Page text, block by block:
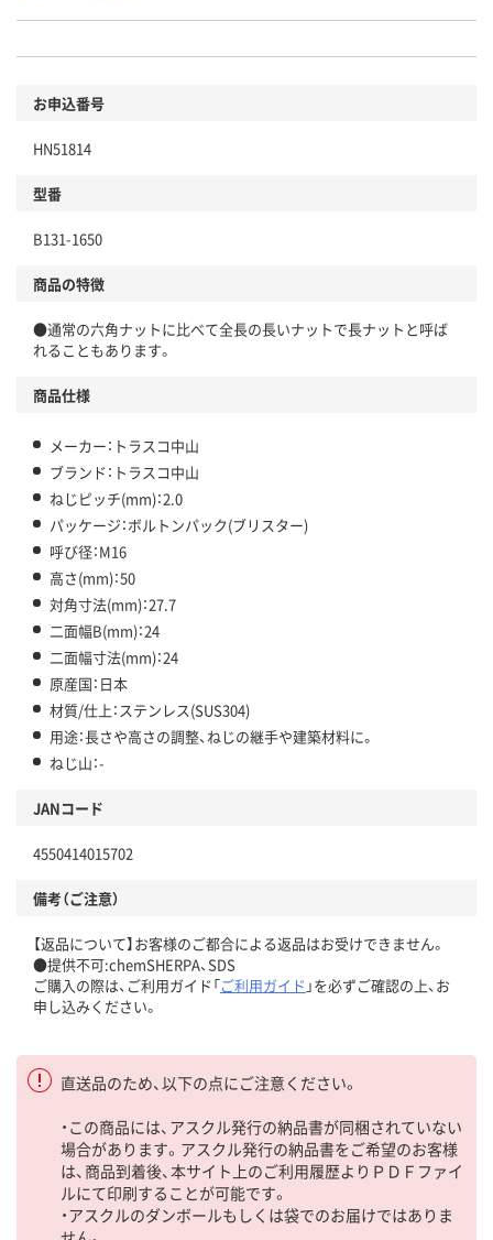
お申込番号
HN51814
型番
B131-1650
商品の特徴
●通常の六角ナットに比べて全長の長いナットで長ナットと呼ば
れることもあります。
商品仕様
メーカー：トラスコ中山
ブランド：トラスコ中山
ねじピッチ(mm)：2.0
パッケージ：ボルトンパック(ブリスター)
呼び径：M16
高さ(mm)：50
対角寸法(mm)：27.7
二面幅B(mm)：24
二面幅寸法(mm)：24
原産国：日本
材質/仕上：ステンレス(SUS304)
用途：長さや高さの調整、ねじの継手や建築材料に。
ねじ山：-
JANコード
4550414015702
備考（ご注意）
【返品について】お客様のご都合による返品はお受けできません。
●提供不可:chemSHERPA、SDS
ご購入の際は、ご利用ガイド「ご利用ガイド 」を必ずご確認の上、お
申し込みください。
直送品のため、以下の点にご注意ください。
・この商品には、アスクル発行の納品書が同梱されていない
場合があります。アスクル発行の納品書をご希望のお客様
は、商品到着後、本サイト上のご利用履歴よりＰＤＦファイ
ルにて印刷することが可能です。
・アスクルのダンボールもしくは袋でのお届けではありま